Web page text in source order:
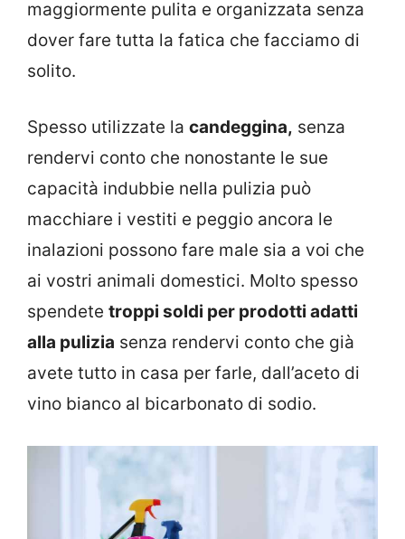
maggiormente pulita e organizzata senza
dover fare tutta la fatica che facciamo di
solito.
Spesso utilizzate la candeggina, senza
rendervi conto che nonostante le sue
capacità indubbie nella pulizia può
macchiare i vestiti e peggio ancora le
inalazioni possono fare male sia a voi che
ai vostri animali domestici. Molto spesso
spendete troppi soldi per prodotti adatti
alla pulizia senza rendervi conto che già
avete tutto in casa per farle, dall’aceto di
vino bianco al bicarbonato di sodio.